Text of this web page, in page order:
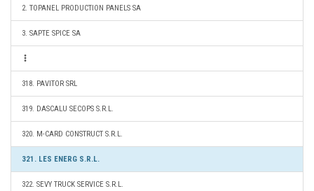
2. TOPANEL PRODUCTION PANELS SA
3. SAPTE SPICE SA
318. PAVITOR SRL
319. DASCALU SECOPS S.R.L.
320. M-CARD CONSTRUCT S.R.L.
321. LES ENERG S.R.L.
322. SEVY TRUCK SERVICE S.R.L.